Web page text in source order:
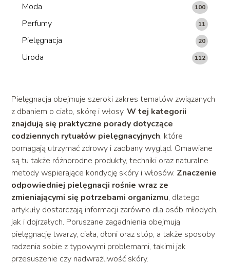
Moda 100
Perfumy 11
Pielęgnacja 20
Uroda 112
Pielęgnacja obejmuje szeroki zakres tematów związanych
z dbaniem o ciało, skórę i włosy.W tej kategorii
znajdują się praktyczne porady dotyczące
codziennych rytuałów pielęgnacyjnych, które
pomagają utrzymać zdrowy i zadbany wygląd. Omawiane
są tu także różnorodne produkty, techniki oraz naturalne
metody wspierające kondycję skóry i włosów. Znaczenie
odpowiedniej pielęgnacji rośnie wraz ze
zmieniającymi się potrzebami organizmu, dlatego
artykuły dostarczają informacji zarówno dla osób młodych,
jak i dojrzałych. Poruszane zagadnienia obejmują
pielęgnację twarzy, ciała, dłoni oraz stóp, a także sposoby
radzenia sobie z typowymi problemami, takimi jak
przesuszenie czy nadwrażliwość skóry.